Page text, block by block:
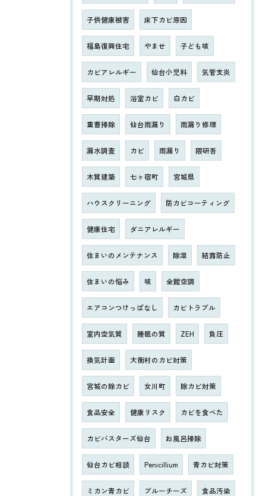
子供健康被害 床下カビ原因
福島復興住宅 やませ 子ども咳
カビアレルギー 仙台小児科 気管支炎
早期対処 浴室カビ 白カビ
重曹掃除 仙台雨漏り 雨漏り修理
漏水調査 カビ 雨漏り 隈研吾
木質建築 七ヶ宿町 宮城県
ハウスクリーニング 防カビコーティング
健康住宅 ダニアレルギー
住まいのメンテナンス 除湿 結露防止
住まいの悩み 咳 全館空調
エアコンつけっぱなし カビトラブル
室内空気質 睡眠の質 ZEH 負圧
換気計画 大衡村のカビ対策
宮城の除カビ 女川町 除カビ対策
食品安全 健康リスク カビを食べた
カビバスターズ仙台 お風呂掃除
仙台カビ相談 Penicillium 青カビ対策
ミカン青カビ ブルーチーズ 食品汚染